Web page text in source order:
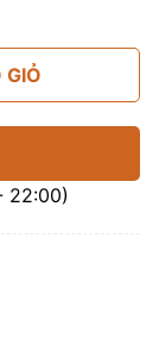
GIỎ
22:00)